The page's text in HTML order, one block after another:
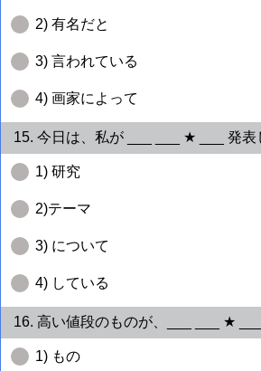
2) 有名だと
3) 言われている
4) 画家によって
15. 今日は、私が ___ ___ ★ ___ 発表
1) 研究
2)テーマ
3) について
4) している
16. 高い値段のものが、___ ___ ★
1) もの